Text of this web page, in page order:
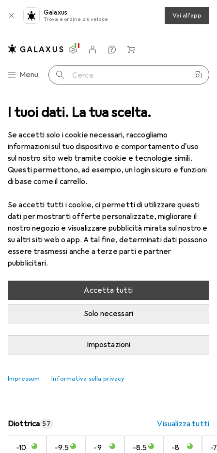
I tuoi dati. La tua scelta.
Se accetti solo i cookie necessari, raccogliamo
informazioni sul tuo dispositivo e comportamento d'uso
sul nostro sito web tramite cookie e tecnologie simili.
Questi permettono, ad esempio, un login sicuro e funzioni
di base come il carrello.
Se accetti tutti i cookie, ci permetti di utilizzare questi
dati per mostrarti offerte personalizzate, migliorare il
nostro negozio e visualizzare pubblicità mirata sul nostro e
su altri siti web o app. A tal fine, determinati dati possono
essere trasmessi anche a terze parti e partner
pubblicitari.
Accetta tutti
Solo necessari
Impostazioni
Impressum Informativa sulla privacy
Galaxus
Trova e ordina più veloce Vai all'app
Categoria Navigazione
Menu Cerca
Impostazioni
Conto cliente
Liste di confronto
Liste dei desideri
Carrello
Lenti a contatto Air Optix più HydraGlyde per l'astigmatismo
1 Immagine
Air Optix più HydraGlyde per
-3.5, Obiettivo mensile, 6 pz., Torico
Prezzo in EUR IVA incl.
EUR
47,29 EUR
7,88/1pz.
Consegna tra ven, 14/8 e mar, 18/8
Più di 10 pezzi in stock presso il fornitore
Aggiungi al carrello
Diottrica 57 Visualizza tutti
-10 -9.5 -9 -8.5 -8 -